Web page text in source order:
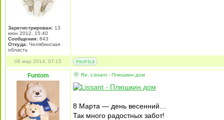
Зарегистрирован: 13
июн 2012, 15:40
Сообщения: 843
Откуда: Челябинская
область
08 мар 2014, 07:15
Funtom Re: Lissant - Плюшкин дом
8 Марта — день весенний…
Так много радостных забот!